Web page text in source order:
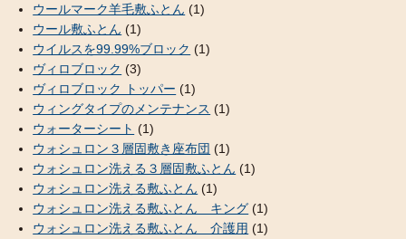
ウールマーク羊毛敷ふとん (1)
ウール敷ふとん (1)
ウイルスを99.99%ブロック (1)
ヴィロブロック (3)
ヴィロブロック トッパー (1)
ウィングタイプのメンテナンス (1)
ウォーターシート (1)
ウォシュロン３層固敷き座布団 (1)
ウォシュロン洗える３層固敷ふとん (1)
ウォシュロン洗える敷ふとん (1)
ウォシュロン洗える敷ふとん キング (1)
ウォシュロン洗える敷ふとん 介護用 (1)